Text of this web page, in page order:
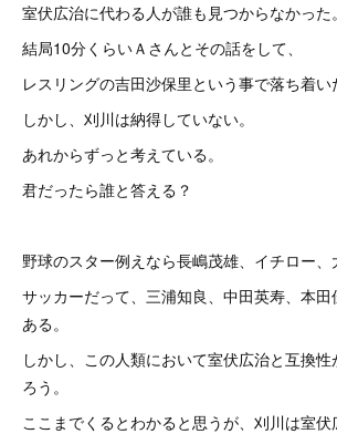
室伏広治に代わる人が誰も見つからなかった。
結局10分くらいＡさんとその話をして、
レスリングの吉田沙保里という事で落ち着い
しかし、刈川は納得していない。
あれからずっと考えている。
君だったら誰と答える？
野球のスター例えなら長嶋茂雄、イチロー、
サッカーだって、三浦知良、中田英寿、本
ある。
しかし、この人類において室伏広治と互換
ろう。
ここまでくるとわかると思うが、刈川は室伏